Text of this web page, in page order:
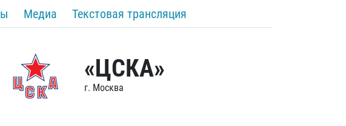
Медиа Текстовая трансляция
«ЦСКА»
г. Москва